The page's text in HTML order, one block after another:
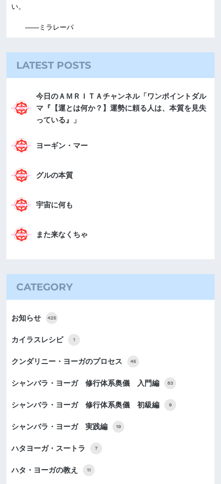
い。
――ミラレーパ
LATEST POSTS
今日のＡＭＲＩＴＡチャンネル「ワンポイントダル
マ『【運とは何か？】運勢に頼る人は、本質を見失
っている』」
ヨーギン・マー
グルの本質
宇宙に何も
また来なくちゃ
CATEGORY
お知らせ 425
カイラスレシピ 1
クンダリニー・ヨーガのプロセス 45
シャンバラ・ヨーガ 修行体系奥儀 入門編 83
シャンバラ・ヨーガ 修行体系奥儀 初級編 9
シャンバラ・ヨーガ 実践編 19
ハタヨーガ・スートラ 7
ハタ・ヨーガの教え 11